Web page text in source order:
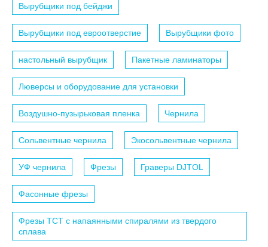
Вырубщики под бейджи
Вырубщики под евроотверстие Вырубщики фото
настольный вырубщик Пакетные ламинаторы
Люверсы и оборудование для установки
Воздушно-пузырьковая пленка Чернила
Сольвентные чернила Экосольвентные чернила
УФ чернила Фрезы Граверы DJTOL
Фасонные фрезы
Фрезы TCT с напаянными спиралями из твердого
сплава